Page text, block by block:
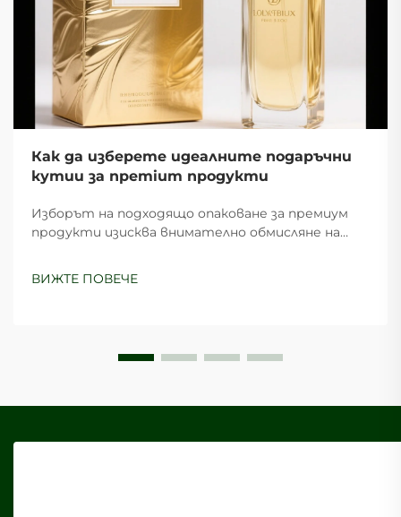
Как да изберете идеалните подаръчни
кутии за преmium продукти
Изборът на подходящо опаковане за премиум
продукти изисква внимателно обмисляне на
служат като първа контактна точка между
ВИЖТЕ ПОВЕЧЕ